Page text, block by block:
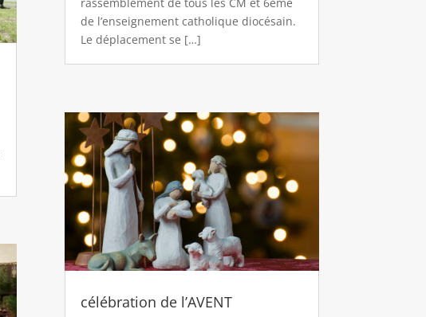
rassemblement de tous les CM et 6ème
de l’enseignement catholique diocésain.
Le déplacement se […]
célébration de l’AVENT